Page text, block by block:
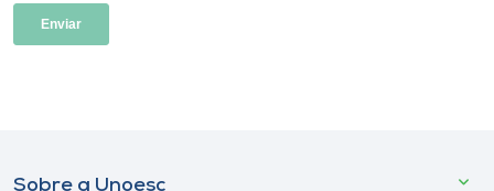
Sobre a Unoesc